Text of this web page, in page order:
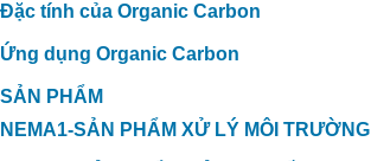
Đặc tính của Organic Carbon
Ứng dụng Organic Carbon
SẢN PHẨM
NEMA1-SẢN PHẨM XỬ LÝ MÔI TRƯỜNG